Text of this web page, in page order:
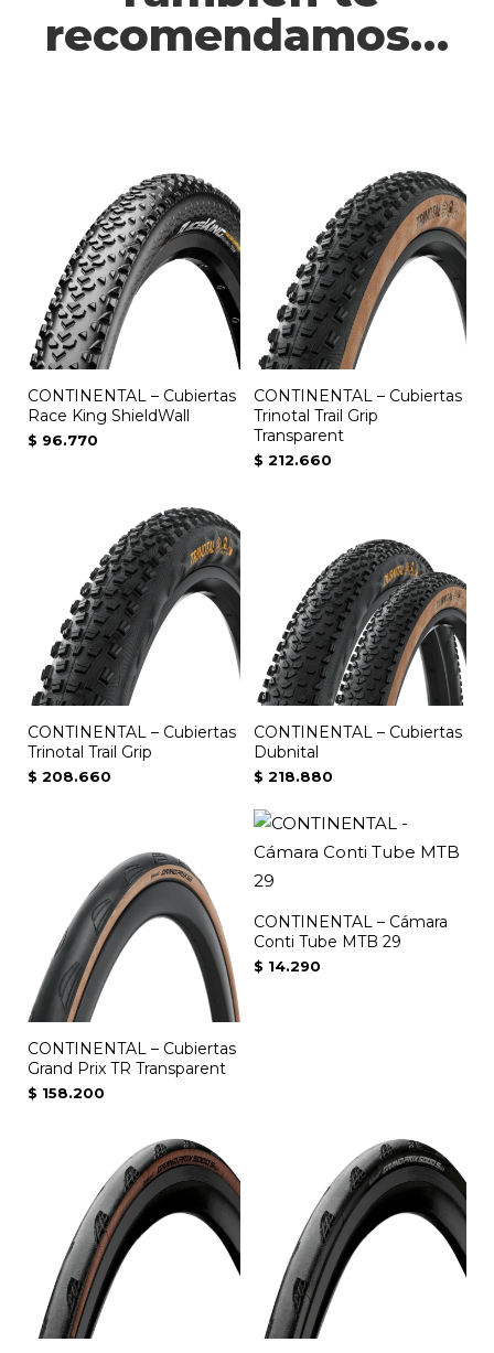
recomendamos…
CONTINENTAL – Cubiertas
Race King ShieldWall
$ 96.770
CONTINENTAL – Cubiertas
Trinotal Trail Grip
Transparent
$ 212.660
CONTINENTAL – Cubiertas
Trinotal Trail Grip
$ 208.660
CONTINENTAL – Cubiertas
Dubnital
$ 218.880
CONTINENTAL – Cubiertas
Grand Prix TR Transparent
$ 158.200
múltiples
variantes.
Las
opciones
se
pueden
elegir
producto
CONTINENTAL – Cámara
Conti Tube MTB 29
$ 14.290
múltiples
variantes.
Las
opciones
se